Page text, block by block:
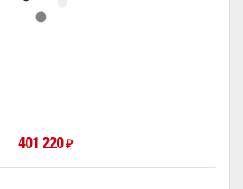
401 220₽